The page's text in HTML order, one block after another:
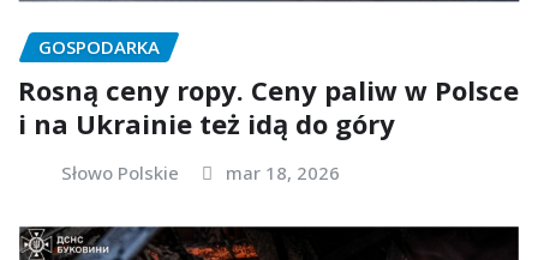
GOSPODARKA
Rosną ceny ropy. Ceny paliw w Polsce
i na Ukrainie też idą do góry
Słowo Polskie mar 18, 2026